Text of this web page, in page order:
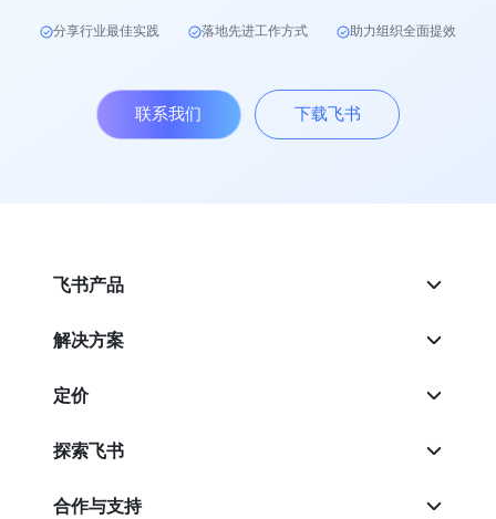
分享行业最佳实践 落地先进工作方式 助力组织全面提效
联系我们 下载飞书
飞书产品
解决方案
定价
探索飞书
合作与支持